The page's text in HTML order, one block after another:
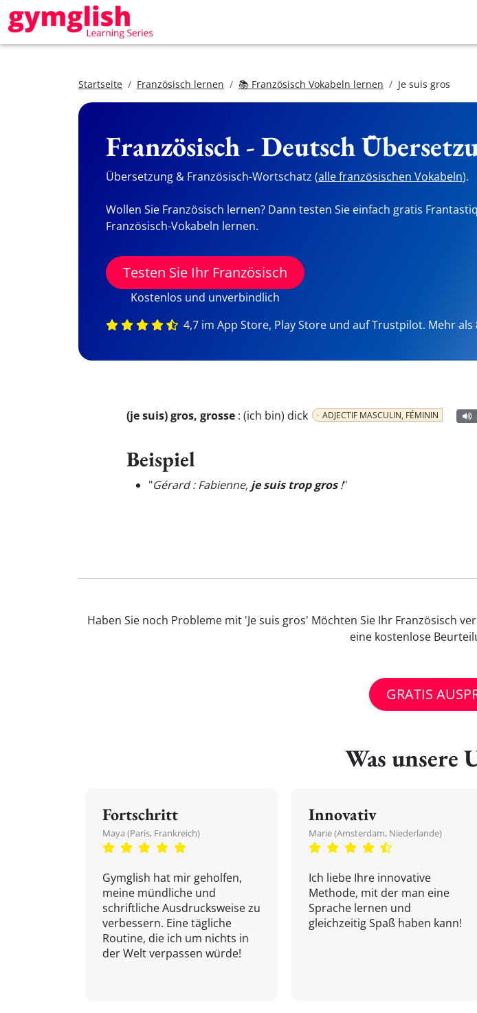
Startseite Französisch lernen 📚 Französisch Vokabeln lernen Je suis gros
Französisch - Deutsch
Übersetzung & Französisch-Wortschatz (alle französischen Vokabeln).
Wollen Sie Französisch lernen? Dann testen Sie einfach gratis
Französisch-Vokabeln lernen.
Testen Sie Ihr Französisch
Kostenlos und unverbindlich
4,7 im App Store, Play Store und auf Trustpilot. Mehr
(je suis) gros, grosse : (ich bin) dick ADJECTIF MASCULIN, FÉMININ
Beispiel
"Gérard : Fabienne, je suis trop gros!"
Haben Sie noch Probleme mit 'Je suis gros' Möchten Sie Ihr Französisch
eine kostenlose
GRATIS
Was unsere
Fortschritt
Maya (Paris, Frankreich)
Gymglish hat mir geholfen,
meine mündliche und
schriftliche Ausdrucksweise zu
verbessern. Eine tägliche
Routine, die ich um nichts in
der Welt verpassen würde!
Innovativ
Marie (Amsterdam, Niederlande)
Ich liebe Ihre innovative
Methode, mit der man eine
Sprache lernen und
gleichzeitig Spaß haben kann!